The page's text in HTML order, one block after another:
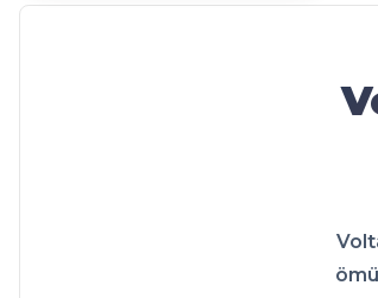
Volta VT5 LiFePO4 Batarya 72 Volt 42-60 Ah